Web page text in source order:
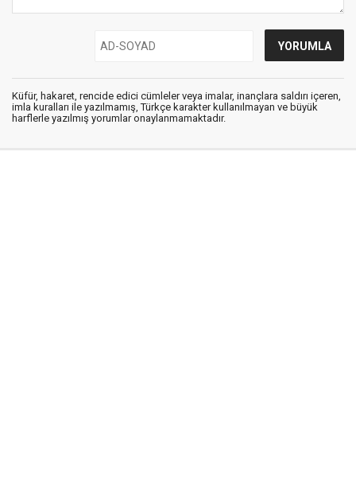
Küfür, hakaret, rencide edici cümleler veya imalar, inançlara saldırı içeren,
imla kuralları ile yazılmamış, Türkçe karakter kullanılmayan ve büyük
harflerle yazılmış yorumlar onaylanmamaktadır.